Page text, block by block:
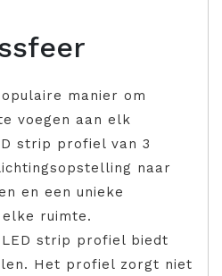
manier om
voegen aan elk
strip profiel van 3
naar
en een unieke
ruimte.
strip profiel biedt
Het profiel zorgt niet